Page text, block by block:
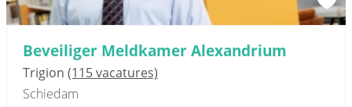
Beveiliger Meldkamer Alexandrium
Trigion (115 vacatures)
Schiedam